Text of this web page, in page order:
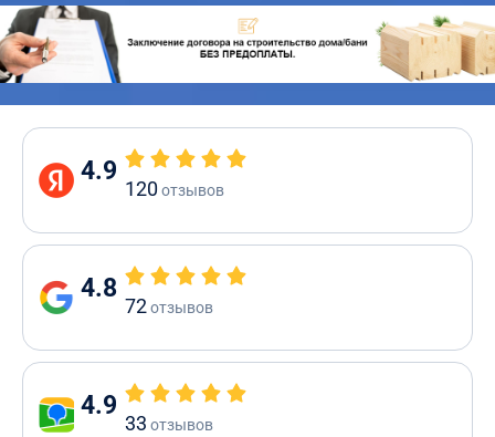
4.9
120отзывов
4.8
72отзывов
4.9
33 отзывов